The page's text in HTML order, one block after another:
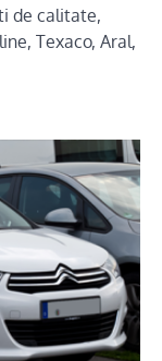
de calitate,
Texaco, Aral,